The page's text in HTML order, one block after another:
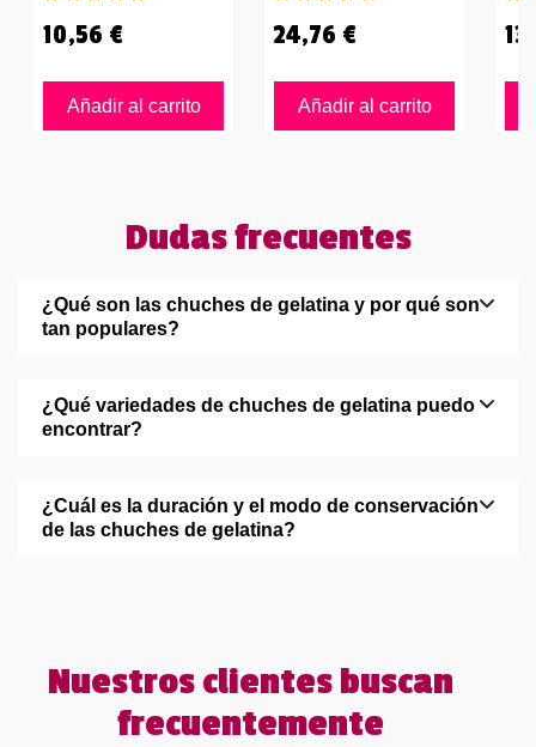
10,56 €
Añadir al carrito
24,76 €
Añadir al carrito
Dudas frecuentes
¿Qué son las chuches de gelatina y por qué son
tan populares?
¿Qué variedades de chuches de gelatina puedo
encontrar?
¿Cuál es la duración y el modo de conservación
de las chuches de gelatina?
Nuestros clientes buscan
frecuentemente